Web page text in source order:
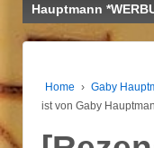
Hauptmann
Home › Gaby
ist von Gaby